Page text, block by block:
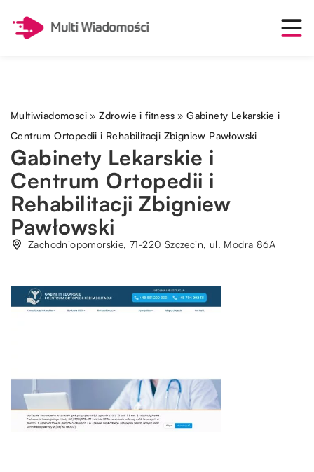
Multiwiadomosci »Zdrowie i fitness »Gabinety Lekarskie i
Centrum Ortopedii i Rehabilitacji Zbigniew Pawłowski
Gabinety Lekarskie i
Centrum Ortopedii i
Rehabilitacji Zbigniew
Pawłowski
Zachodniopomorskie, 71-220 Szczecin, ul. Modra 86A